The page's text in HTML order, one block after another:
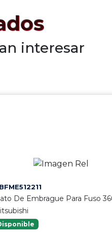
interesar
De Embrague Para Fuso